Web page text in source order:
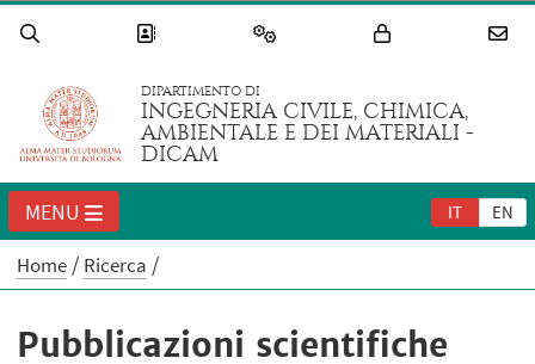
DIPARTIMENTO DI
INGEGNERIA CIVILE, CHIMICA,
AMBIENTALE E DEI MATERIALI -
DICAM
IT EN
MENU
Home Ricerca
Pubblicazioni scientifiche